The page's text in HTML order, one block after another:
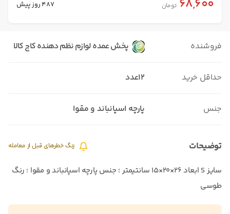
68,600 تومان 487 روز پیش
فروشنده پخش عمده لوازم نظم دهنده کاج کالا
حداقل خرید 12عدد
جنس پارچه اسپانباند و مقوا
توضیحات زنگ خطرهای قبل از معامله
سایز S ابعاد ۲۶×۲۰×۱۵ سانتیمتر ؛ جنس پارچه اسپانباند و مقوا ؛ رنگ
طوسی